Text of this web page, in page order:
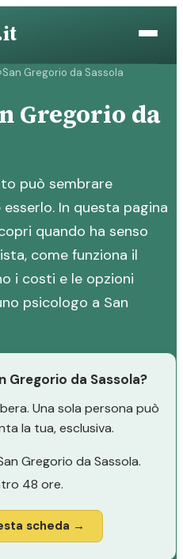
›San Gregorio da Sassola
Gregorio da
può sembrare
In questa pagina
quando ha senso
come funziona il
i costi e le opzioni
psicologo a San
Gregorio da Sassola?
Una sola persona può
la tua, esclusiva.
Gregorio da Sassola.
48 ore.
scheda →